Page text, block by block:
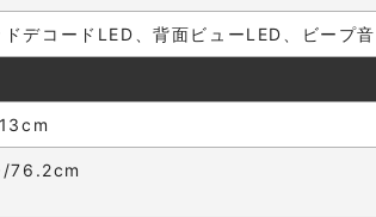
デコードLED、背面ビューLED、ビープ
/76.2cm